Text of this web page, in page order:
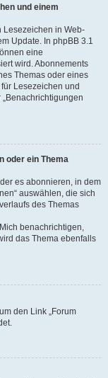
und einem
Lesezeichen in Web-
Update. In phpBB 3.1
eine
wird. Abonnements
Themas oder eines
Lesezeichen und
oder ein Thema
es abonnieren, in dem
auswählen, die sich
des Themas
benachrichtigen,
das Thema ebenfalls
den Link „Forum